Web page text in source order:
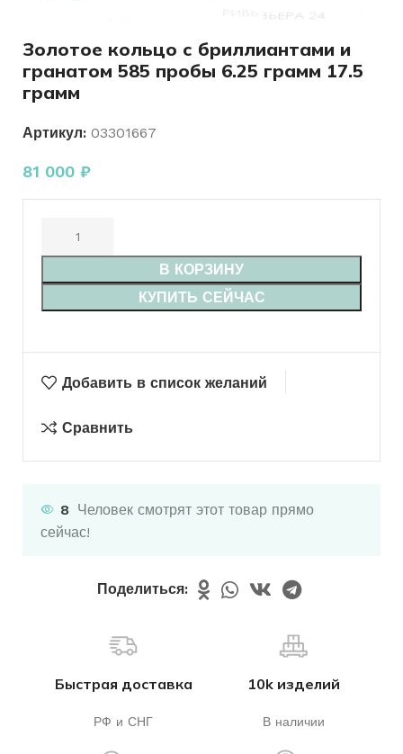
Золотое кольцо с бриллиантами и
гранатом 585 пробы 6.25 грамм 17.5
грамм
Артикул: 03301667
81 000 ₽
В КОРЗИНУ
КУПИТЬ СЕЙЧАС
Добавить в список желаний
Сравнить
8 Человек смотрят этот товар прямо
сейчас!
Поделиться:
Быстрая доставка
РФ и СНГ
10k изделий
В наличии